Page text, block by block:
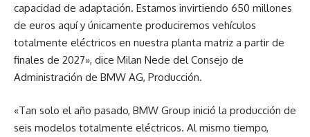
capacidad de adaptación. Estamos invirtiendo 650 millones
de euros aquí y únicamente produciremos vehículos
totalmente eléctricos en nuestra planta matriz a partir de
finales de 2027», dice Milan Nede del Consejo de
Administración de BMW AG, Producción.
«Tan solo el año pasado, BMW Group inició la producción de
seis modelos totalmente eléctricos. Al mismo tiempo,